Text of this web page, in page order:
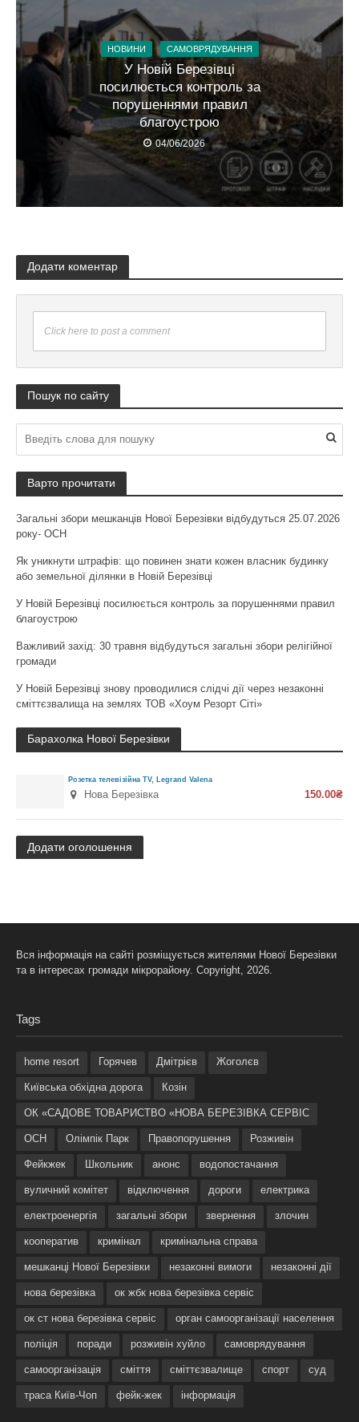
НОВИНИ САМОВРЯДУВАННЯ
У Новій Березівці
посилюється контроль за
порушеннями правил
благоустрою
04/06/2026
Додати коментар
Click here to post a comment
Пошук по сайту
Варто прочитати
Загальні збори мешканців Нової Березівки відбудуться 25.07.2026
року- ОСН
Як уникнути штрафів: що повинен знати кожен власник будинку
або земельної ділянки в Новій Березівці
У Новій Березівці посилюється контроль за порушеннями правил
благоустрою
Важливий захід: 30 травня відбудуться загальні збори релігійної
громади
У Новій Березівці знову проводилися слідчі дії через незаконні
сміттєзвалища на землях ТОВ «Хоум Резорт Сіті»
Барахолка Нової Березівки
Розетка телевізійна TV, Legrand Valena
Нова Березівка 150.00₴
Додати оголошення
Вся інформація на сайті розміщується жителями Нової Березівки
та в інтересах громади мікрорайону. Copyright, 2026.
Tags
home resort Горячев Дмітрієв Жоголєв
Київська обхідна дорога Козін
ОК «САДОВЕ ТОВАРИСТВО «НОВА БЕРЕЗІВКА СЕРВІС
ОСН Олімпік Парк Правопорушення Розживін
Фейкжек Школьник анонс водопостачання
вуличний комітет відключення дороги електрика
електроенергія загальні збори звернення злочин
кооператив кримінал кримінальна справа
мешканці Нової Березівки незаконні вимоги незаконні дії
нова березівка ок жбк нова березівка сервіс
ок ст нова березівка сервіс орган самоорганізації населення
поліція поради розживін хуйло самоврядування
самоорганізація сміття сміттєзвалище спорт суд
траса Київ-Чоп фейк-жек інформація